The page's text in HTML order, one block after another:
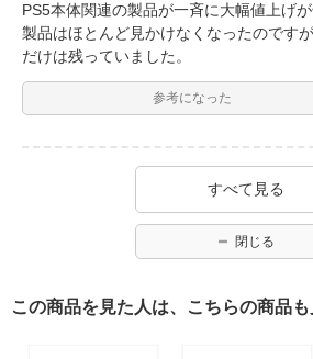
PS5本体関連の製品が一斉に大幅値上げ
製品はほとんど見かけなくなったのです
だけは残っていました。
参考になった
すべて見る
閉じる
この商品を見た人は、こちらの商品